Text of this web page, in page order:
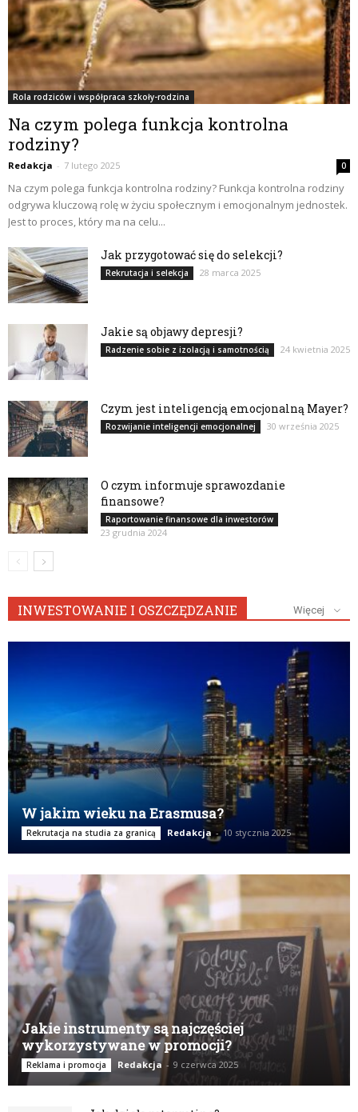
Rola rodziców i współpraca szkoły-rodzina
Na czym polega funkcja kontrolna
rodziny?
Redakcja - 7 lutego 2025 0
Na czym polega funkcja kontrolna rodziny? Funkcja kontrolna rodziny
odgrywa kluczową rolę w życiu społecznym i emocjonalnym jednostek.
Jest to proces, który ma na celu...
Jak przygotować się do selekcji?
Rekrutacja i selekcja 28 marca 2025
Jakie są objawy depresji?
Radzenie sobie z izolacją i samotnością 24 kwietnia 2025
Czym jest inteligencją emocjonalną Mayer?
Rozwijanie inteligencji emocjonalnej 30 września 2025
O czym informuje sprawozdanie
finansowe?
Raportowanie finansowe dla inwestorów
23 grudnia 2024
INWESTOWANIE I OSZCZĘDZANIE Więcej
W jakim wieku na Erasmusa?
Rekrutacja na studia za granicą Redakcja - 10 stycznia 2025
Jakie instrumenty są najczęściej
wykorzystywane w promocji?
Reklama i promocja Redakcja - 9 czerwca 2025